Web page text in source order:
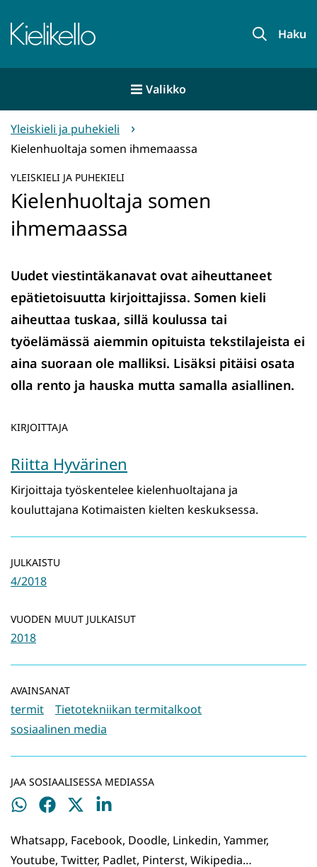
sisältöön
Etusivu Haku
Valikko
Yleiskieli ja puhekieli
Kielenhuoltaja somen ihmemaassa
YLEISKIELI JA PUHEKIELI
Kielenhuoltaja somen
ihmemaassa
Uudet viestintäkanavat ovat aiheuttaneet
epätietoisuutta kirjoittajissa. Somen kieli
aiheuttaa tuskaa, sillä koulussa tai
työelämässä aiemmin opituista tekstilajeista ei
aina suoraan ole malliksi. Lisäksi pitäisi osata
olla rento ja hauska mutta samalla asiallinen.
KIRJOITTAJA
Riitta Hyvärinen
Kirjoittaja työskentelee kielenhuoltajana ja
kouluttajana Kotimaisten kielten keskuksessa.
JULKAISTU
4/2018
VUODEN MUUT JULKAISUT
2018
AVAINSANAT
termit
Tietotekniikan termitalkoot
sosiaalinen media
JAA SOSIAALISESSA MEDIASSA
Jaa
Jaa
Jaa
Jaa
Whatsapp, Facebook, Doodle, Linkedin, Yammer,
Youtube, Twitter, Padlet, Pinterst, Wikipedia…